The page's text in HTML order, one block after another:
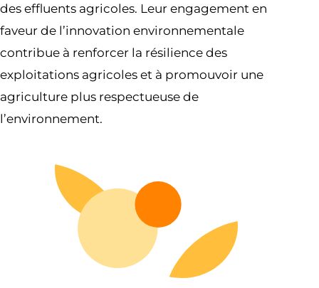
des effluents agricoles. Leur engagement en
faveur de l’innovation environnementale
contribue à renforcer la résilience des
exploitations agricoles et à promouvoir une
agriculture plus respectueuse de
l’environnement.